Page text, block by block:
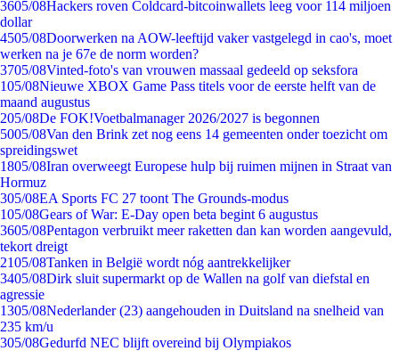
3605/08Hackers roven Coldcard-bitcoinwallets leeg voor 114 miljoen
dollar
4505/08Doorwerken na AOW-leeftijd vaker vastgelegd in cao's, moet
werken na je 67e de norm worden?
3705/08Vinted-foto's van vrouwen massaal gedeeld op seksfora
105/08Nieuwe XBOX Game Pass titels voor de eerste helft van de
maand augustus
205/08De FOK!Voetbalmanager 2026/2027 is begonnen
5005/08Van den Brink zet nog eens 14 gemeenten onder toezicht om
spreidingswet
1805/08Iran overweegt Europese hulp bij ruimen mijnen in Straat van
Hormuz
305/08EA Sports FC 27 toont The Grounds-modus
105/08Gears of War: E-Day open beta begint 6 augustus
3605/08Pentagon verbruikt meer raketten dan kan worden aangevuld,
tekort dreigt
2105/08Tanken in België wordt nóg aantrekkelijker
3405/08Dirk sluit supermarkt op de Wallen na golf van diefstal en
agressie
1305/08Nederlander (23) aangehouden in Duitsland na snelheid van
235 km/u
305/08Gedurfd NEC blijft overeind bij Olympiakos